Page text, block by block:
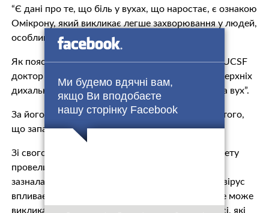
Ми будемо вдячні вам,
якщо Ви вподобаєте
нашу сторінку Facebook
“Є дані про те, що біль у вухах, що наростає, є ознакою
Омікрону, який викликає легше захворювання у людей,
особливо у вакцинованих”, – йдеться у виданні.
Як пояснив експерт з інфекційних захворювань UCSF
доктор Пітер Чін-Хонг: “Вірус накопичується у верхніх
дихальних шляхах, а це близько до носа, очей та вух”.
За його словами, саме цей факт призводить до того,
що запалюються і вуха зокрема.
Зі свого боку вчені зі Стенфордського університету
провели тести на моделі внутрішнього вуха, що
зазнала впливу коронавірусу, щоб побачити, як вірус
впливає на систему слуху. Вони з’ясували, що це може
викликати болючі симптоми у внутрішньому вусі, які